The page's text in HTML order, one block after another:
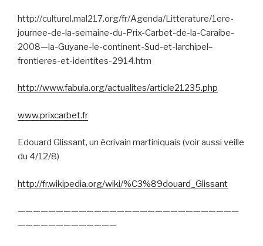
http://culturel.mal217.org/fr/Agenda/Litterature/1ere-
journee-de-la-semaine-du-Prix-Carbet-de-la-Caraibe-
2008—la-Guyane-le-continent-Sud-et-larchipel–
frontieres-et-identites-2914.htm
http://www.fabula.org/actualites/article21235.php
www.prixcarbet.fr
Edouard Glissant, un écrivain martiniquais (voir aussi veille
du 4/12/8)
http://fr.wikipedia.org/wiki/%C3%89douard_Glissant
—————————————————————————————
—————————————